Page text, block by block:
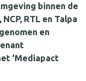
binnen de
NCP, RTL en Talpa
en
‘Mediapact